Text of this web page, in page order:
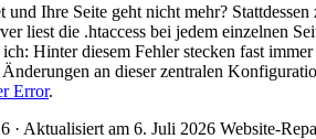
und Ihre Seite geht nicht mehr?
liest die .htaccess bei jedem einzelnen
Hinter diesem Fehler stecken fast
an dieser zentralen
Error.
· Aktualisiert am 6. Juli 2026 Website-